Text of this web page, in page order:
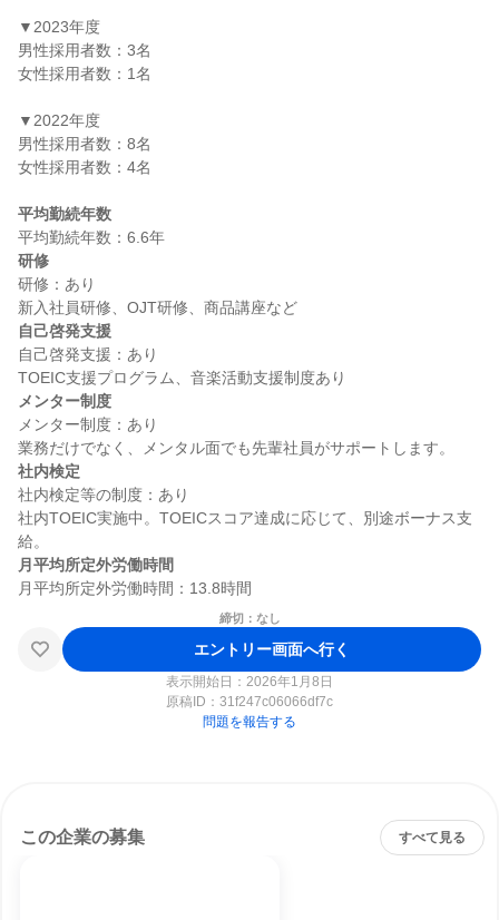
▼2023年度
男性採用者数：3名
女性採用者数：1名
▼2022年度
男性採用者数：8名
女性採用者数：4名
平均勤続年数
研修
研修：あり
自己啓発支援
自己啓発支援：あり
メンター制度
メンター制度：あり
社内検定
社内検定等の制度：あり
社内TOEIC実施中。TOEICスコア達成に応じて、別途ボーナス支
月平均所定外労働時間
締切：なし
エントリー画面へ行く
表示開始日：2026年1月8日
原稿ID： 31f247c06066df7c
問題を報告する
この企業の募集 すべて見る